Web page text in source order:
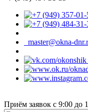
master@okna-
Приём заявок с 9:00 до